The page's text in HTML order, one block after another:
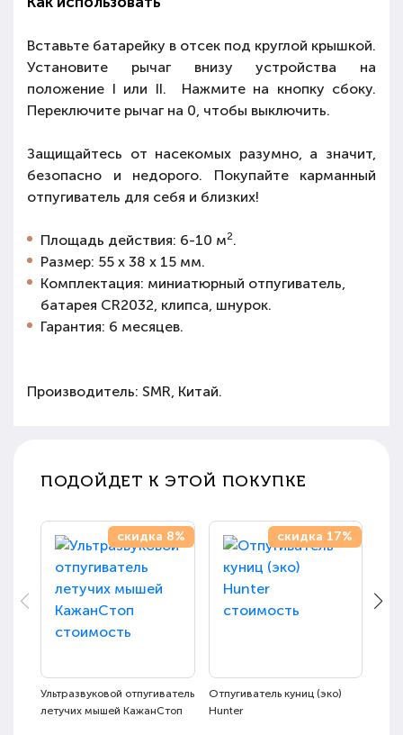
Вставьте батарейку в отсек под круглой крышкой.
Установите рычаг внизу устройства на
положение I или II. Нажмите на кнопку сбоку.
Переключите рычаг на 0, чтобы выключить.
Защищайтесь от насекомых разумно, а значит,
безопасно и недорого. Покупайте карманный
отпугиватель для себя и близких!
Площадь действия: 6-10 м2.
Размер: 55 х 38 х 15 мм.
Комплектация: миниатюрный отпугиватель,
батарея CR2032, клипса, шнурок.
Гарантия: 6 месяцев.
Производитель: SMR, Китай.
ПОДОЙДЕТ К ЭТОЙ ПОКУПКЕ
скидка 8%
Ультразвуковой отпугиватель
летучих мышей КажанСтоп
скидка 17%
Отпугиватель куниц (эко)
Hunter